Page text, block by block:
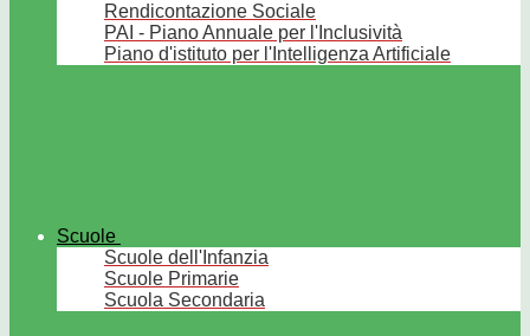
Rendicontazione Sociale
PAI - Piano Annuale per l'Inclusività
Piano d'istituto per l'Intelligenza Artificiale
Scuole
Scuole dell'Infanzia
Scuole Primarie
Scuola Secondaria